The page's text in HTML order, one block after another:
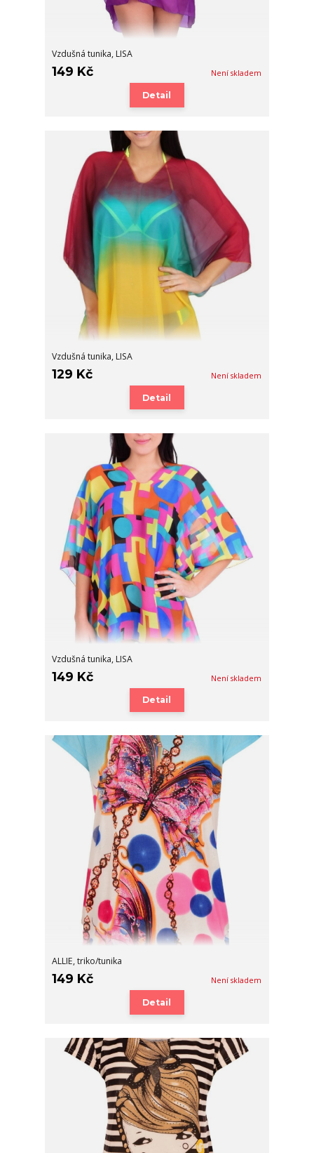
Vzdušná tunika, LISA
149 Kč Není skladem
Detail
Vzdušná tunika, LISA
129 Kč Není skladem
Detail
Vzdušná tunika, LISA
149 Kč Není skladem
Detail
ALLIE, triko/tunika
149 Kč Není skladem
Detail